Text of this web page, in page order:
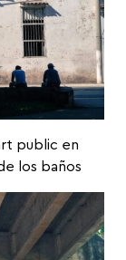
public en
los baños